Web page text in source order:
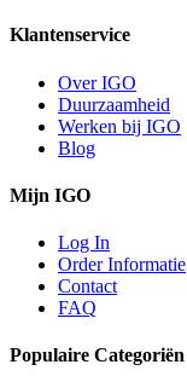
Klantenservice
Over IGO
Duurzaamheid
Werken bij IGO
Blog
Mijn IGO
Log In
Order Informatie
Contact
FAQ
Populaire Categoriën